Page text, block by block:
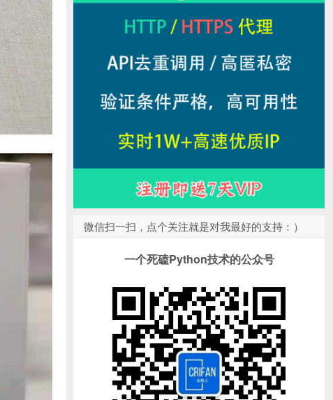
微信扫一扫，点个关注就是对我最好的支持：）
一个死磕Python技术的公众号